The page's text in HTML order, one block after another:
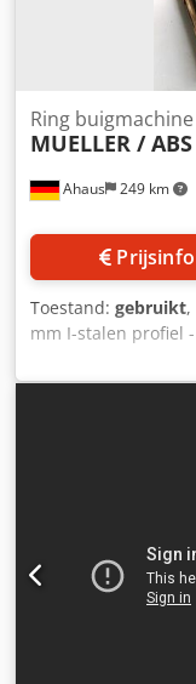
Ahaus 249 km
Ring buigmachine
MUELLER / ABS
Prijsinfo
Toestand: gebruikt
mm I-stalen profiel
Aszlukrebmerf
materiaal -
max. 70 x 3,0 (d
met achterste
mogelijk -
set buiswalsen Ø